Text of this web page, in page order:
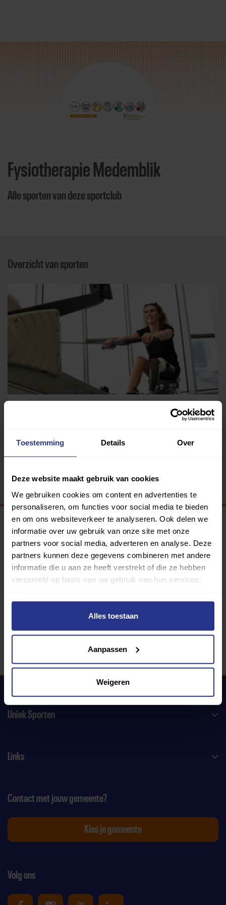
Toestemming Details Over
Deze website maakt gebruik van cookies
We gebruiken cookies om content en advertenties te
personaliseren, om functies voor social media te bieden
en om ons websiteverkeer te analyseren. Ook delen we
informatie over uw gebruik van onze site met onze
partners voor social media, adverteren en analyse. Deze
partners kunnen deze gegevens combineren met andere
informatie die u aan ze heeft verstrekt of die ze hebben
verzameld op basis van uw gebruik van hun services.
Alles toestaan
Aanpassen
Weigeren
Fysiotherapie Medemblik
Alle sporten van deze sportclub
Overzicht van sporten
Programma van:
340 gemeenten
Uniek Sporten
Links
Volg ons
Contact met jouw gemeente?
Kies je gemeente